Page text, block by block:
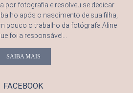
por fotografia e resolveu se dedicar
após o nascimento de sua filha,
pouco o trabalho da fotógrafa Aline
foi a responsável...
SAIBA MAIS
FACEBOOK